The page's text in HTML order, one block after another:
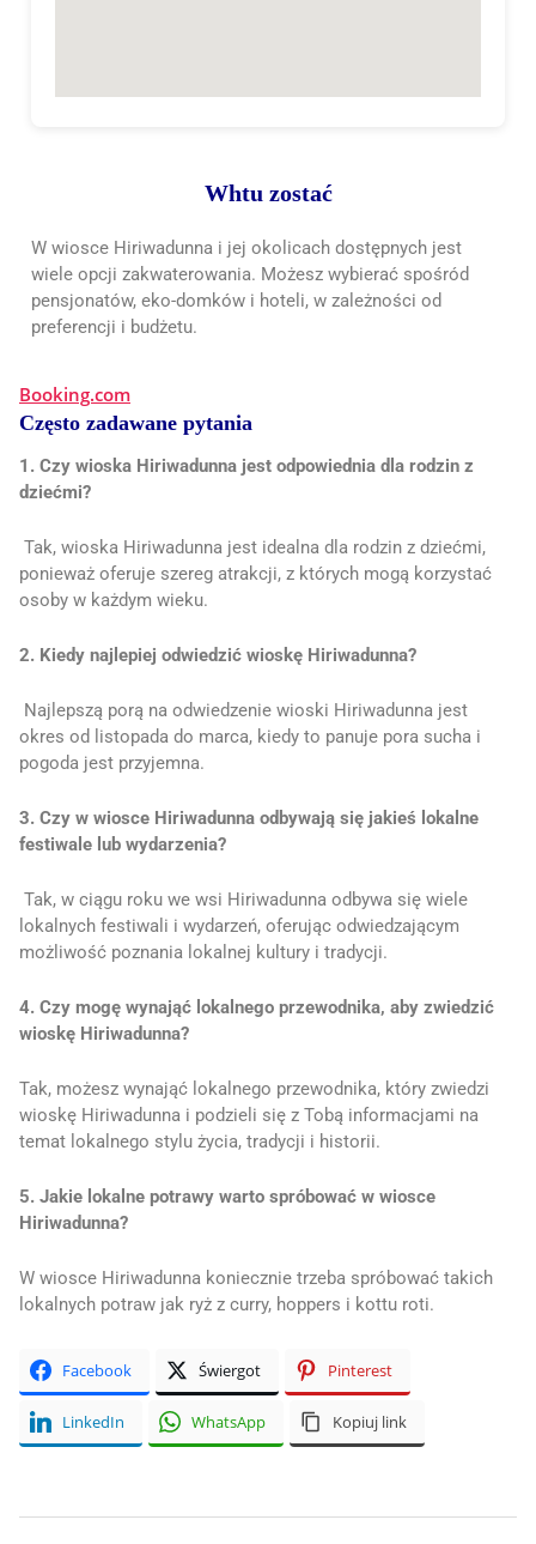
Whtu zostać
W wiosce Hiriwadunna i jej okolicach dostępnych jest
wiele opcji zakwaterowania. Możesz wybierać spośród
pensjonatów, eko-domków i hoteli, w zależności od
preferencji i budżetu.
Booking.com
Często zadawane pytania
1. Czy wioska Hiriwadunna jest odpowiednia dla rodzin z
dziećmi?
Tak, wioska Hiriwadunna jest idealna dla rodzin z dziećmi,
ponieważ oferuje szereg atrakcji, z których mogą korzystać
osoby w każdym wieku.
2. Kiedy najlepiej odwiedzić wioskę Hiriwadunna?
Najlepszą porą na odwiedzenie wioski Hiriwadunna jest
okres od listopada do marca, kiedy to panuje pora sucha i
pogoda jest przyjemna.
3. Czy w wiosce Hiriwadunna odbywają się jakieś lokalne
festiwale lub wydarzenia?
Tak, w ciągu roku we wsi Hiriwadunna odbywa się wiele
lokalnych festiwali i wydarzeń, oferując odwiedzającym
możliwość poznania lokalnej kultury i tradycji.
4. Czy mogę wynająć lokalnego przewodnika, aby zwiedzić
wioskę Hiriwadunna?
Tak, możesz wynająć lokalnego przewodnika, który zwiedzi
wioskę Hiriwadunna i podzieli się z Tobą informacjami na
temat lokalnego stylu życia, tradycji i historii.
5. Jakie lokalne potrawy warto spróbować w wiosce
Hiriwadunna?
W wiosce Hiriwadunna koniecznie trzeba spróbować takich
lokalnych potraw jak ryż z curry, hoppers i kottu roti.
Facebook Świergot Pinterest
LinkedIn WhatsApp Kopiuj link